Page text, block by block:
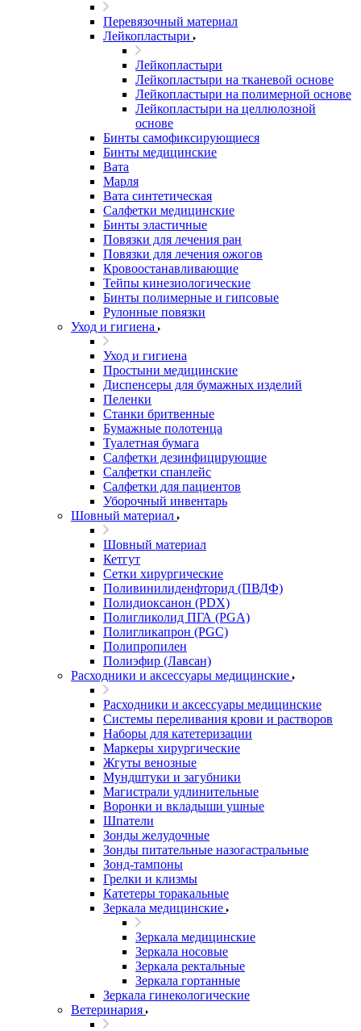
Перевязочный материал
Лейкопластыри
Лейкопластыри
Лейкопластыри на тканевой основе
Лейкопластыри на полимерной основе
Лейкопластыри на целлюлозной
основе
Бинты самофиксирующиеся
Бинты медицинские
Вата
Марля
Вата синтетическая
Салфетки медицинские
Бинты эластичные
Повязки для лечения ран
Повязки для лечения ожогов
Кровоостанавливающие
Тейпы кинезиологические
Бинты полимерные и гипсовые
Рулонные повязки
Уход и гигиена
Уход и гигиена
Простыни медицинские
Диспенсеры для бумажных изделий
Пеленки
Станки бритвенные
Бумажные полотенца
Туалетная бумага
Салфетки дезинфицирующие
Салфетки спанлейс
Салфетки для пациентов
Уборочный инвентарь
Шовный материал
Шовный материал
Кетгут
Сетки хирургические
Поливинилиденфторид (ПВДФ)
Полидиоксанон (PDX)
Полигликолид ПГА (PGA)
Полигликапрон (PGC)
Полипропилен
Полиэфир (Лавсан)
Расходники и аксессуары медицинские
Расходники и аксессуары медицинские
Системы переливания крови и растворов
Наборы для катетеризации
Маркеры хирургические
Жгуты венозные
Мундштуки и загубники
Магистрали удлинительные
Воронки и вкладыши ушные
Шпатели
Зонды желудочные
Зонды питательные назогастральные
Зонд-тампоны
Грелки и клизмы
Катетеры торакальные
Зеркала медицинские
Зеркала медицинские
Зеркала носовые
Зеркала ректальные
Зеркала гортанные
Зеркала гинекологические
Ветеринария